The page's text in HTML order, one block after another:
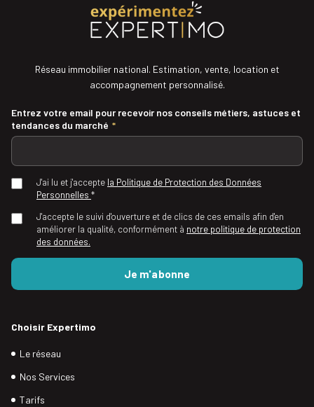
Réseau immobilier national. Estimation, vente, location et
accompagnement personnalisé.
Entrez votre email pour recevoir nos conseils métiers, astuces et
tendances du marché *
J'ai lu et j'accepte la Politique de Protection des Données
Personnelles *
J'accepte le suivi d'ouverture et de clics de ces emails afin d'en
améliorer la qualité, conformément à notre politique de protection
des données.
Choisir Expertimo
Le réseau
Nos Services
Tarifs